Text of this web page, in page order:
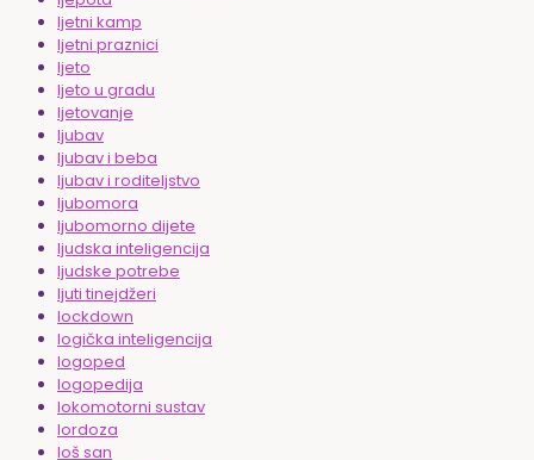
ljetni kamp
ljetni praznici
ljeto
ljeto u gradu
ljetovanje
ljubav
ljubav i beba
ljubav i roditeljstvo
ljubomora
ljubomorno dijete
ljudska inteligencija
ljudske potrebe
ljuti tinejdžeri
lockdown
logička inteligencija
logoped
logopedija
lokomotorni sustav
lordoza
loš san